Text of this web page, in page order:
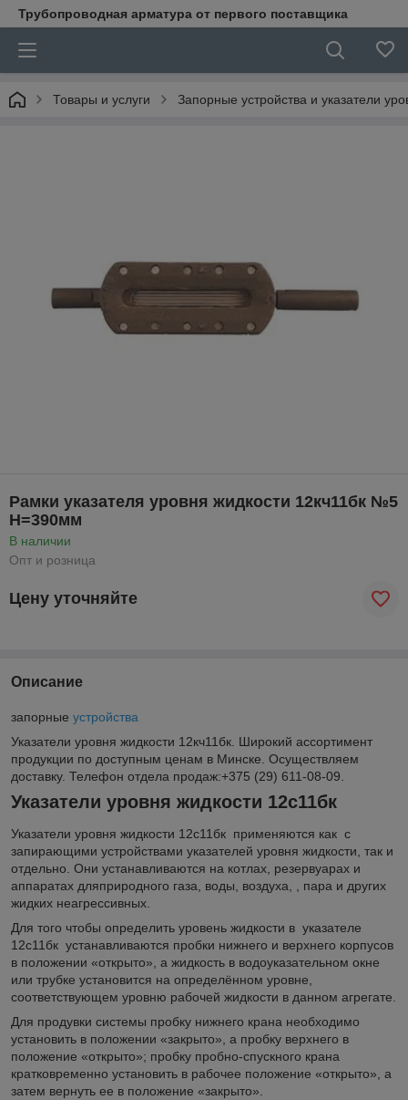
Трубопроводная арматура от первого поставщика
Товары и услуги Запорные устройства и указатели
Рамки указателя уровня жидкости 12кч11бк №5
H=390мм
В наличии
Опт и розница
Цену уточняйте
Описание
запорные устройства
Указатели уровня жидкости 12кч11бк. Широкий ассортимент
продукции по доступным ценам в Минске. Осуществляем
доставку. Телефон отдела продаж:+375 (29) 611-08-09.
Указатели уровня жидкости 12с11бк
Указатели уровня жидкости 12с11бк применяются как с
запирающими устройствами указателей уровня жидкости, так и
отдельно. Они устанавливаются на котлах, резервуарах и
аппаратах дляприродного газа, воды, воздуха, , пара и других
жидких неагрессивных.
Для того чтобы определить уровень жидкости в указателе
12с11бк устанавливаются пробки нижнего и верхнего корпусов
в положении «открыто», а жидкость в водоуказательном окне
или трубке установится на определённом уровне,
соответствующем уровню рабочей жидкости в данном агрегате.
Для продувки системы пробку нижнего крана необходимо
установить в положении «закрыто», а пробку верхнего в
положение «открыто»; пробку пробно-спускного крана
кратковременно установить в рабочее положение «открыто», а
затем вернуть ее в положение «закрыто».